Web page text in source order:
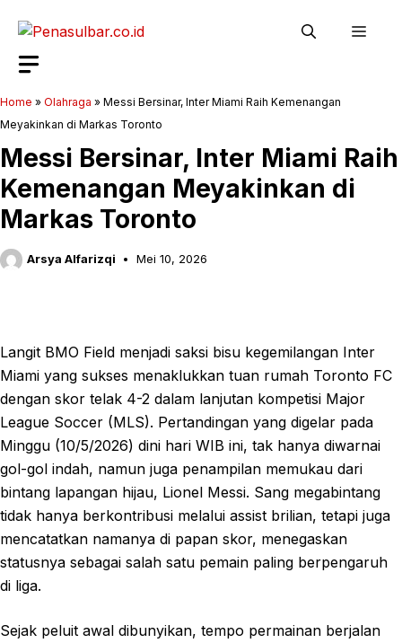
Home » Olahraga » Messi Bersinar, Inter Miami Raih Kemenangan
Meyakinkan di Markas Toronto
Messi Bersinar, Inter Miami Raih
Kemenangan Meyakinkan di
Markas Toronto
Arsya Alfarizqi Mei 10, 2026
Langit BMO Field menjadi saksi bisu kegemilangan Inter
Miami yang sukses menaklukkan tuan rumah Toronto FC
dengan skor telak 4-2 dalam lanjutan kompetisi Major
League Soccer (MLS). Pertandingan yang digelar pada
Minggu (10/5/2026) dini hari WIB ini, tak hanya diwarnai
gol-gol indah, namun juga penampilan memukau dari
bintang lapangan hijau, Lionel Messi. Sang megabintang
tidak hanya berkontribusi melalui assist brilian, tetapi juga
mencatatkan namanya di papan skor, menegaskan
statusnya sebagai salah satu pemain paling berpengaruh
di liga.
Sejak peluit awal dibunyikan, tempo permainan berjalan